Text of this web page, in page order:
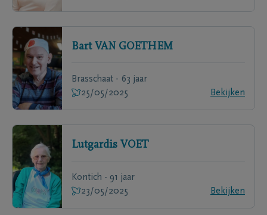
Bart VAN GOETHEM
Brasschaat - 63 jaar
25/05/2025
Bekijken
Lutgardis VOET
Kontich - 91 jaar
23/05/2025
Bekijken